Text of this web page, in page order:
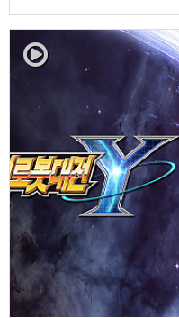
문 판매를 8월 5일(수)부터 시
에디션’에는 ‘ELDEN R…